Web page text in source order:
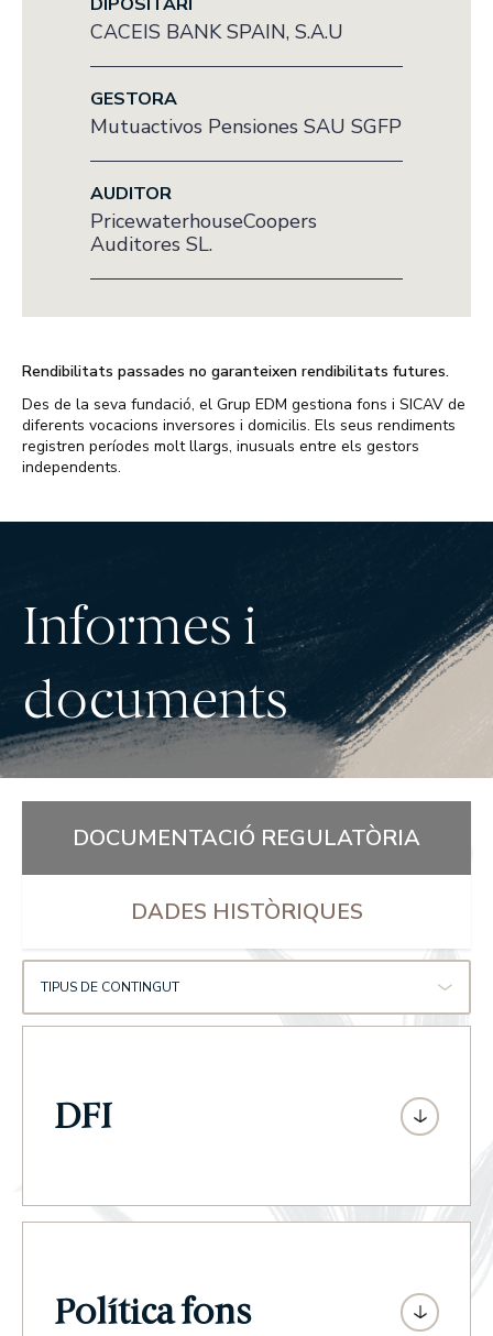
CACEIS BANK SPAIN, S.A.U
GESTORA
Mutuactivos Pensiones SAU SGFP
AUDITOR
PricewaterhouseCoopers
Auditores SL.
Rendibilitats passades no garanteixen rendibilitats futures.
Des de la seva fundació, el Grup EDM gestiona fons i SICAV de
diferents vocacions inversores i domicilis. Els seus rendiments
registren períodes molt llargs, inusuals entre els gestors
independents.
Informes i
documents
DOCUMENTACIÓ REGULATÒRIA
DADES HISTÒRIQUES
TIPUS DE CONTINGUT
DFI
Política fons